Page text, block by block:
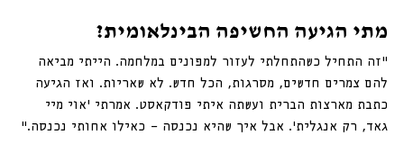
מתי הגיעה החשיפה הבינלאומית?
״זה התחיל כשהתחלתי לעזור למפונים במלחמה. הייתי מביאה
להם צמרים חדשים, מסרגות, הכל חדש. לא שאריות. ואז הגיעה
כתבת מארצות הברית ועשתה איתי פודקאסט. אמרתי ׳אוי מיי
גאד, רק אנגלית׳. אבל איך שהיא נכנסה — כאילו אחותי נכנסה.״